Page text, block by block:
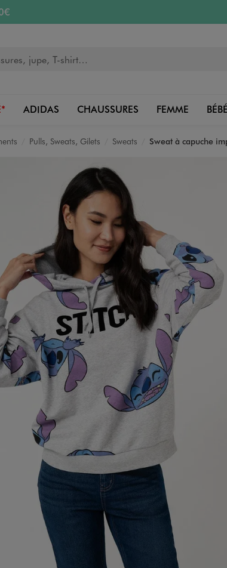
ADIDAS CHAUSSURES FEMME BÉBÉ
Pulls, Sweats, Gilets Sweats Sweat à capuche